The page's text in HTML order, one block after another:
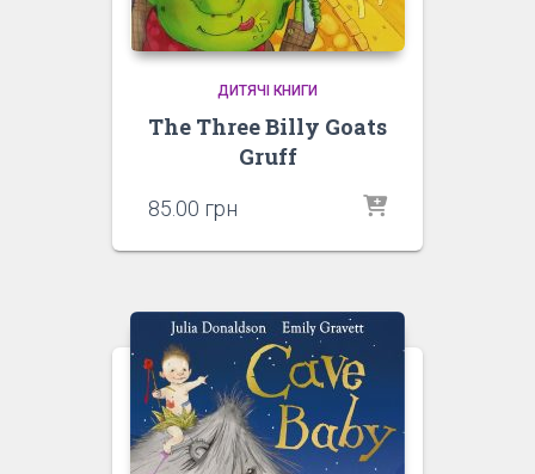
ДИТЯЧІ КНИГИ
The Three Billy Goats
Gruff
85.00 грн